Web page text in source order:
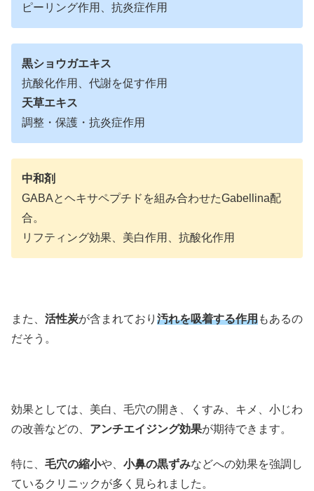
ピーリング作用、抗炎症作用
黒ショウガエキス
抗酸化作用、代謝を促す作用
天草エキス
調整・保護・抗炎症作用
中和剤
GABAとヘキサペプチドを組み合わせたGabellina配
合。
リフティング効果、美白作用、抗酸化作用
また、 活性炭が含まれており 汚れを吸着する作用もあるの
だそう。
効果としては、美白、毛穴の開き、くすみ、キメ、小じわ
の改善などの、 アンチエイジング効果が期待できます。
特に、 毛穴の縮小や、 小鼻の黒ずみなどへの効果を強調し
ているクリニックが多く見られました。